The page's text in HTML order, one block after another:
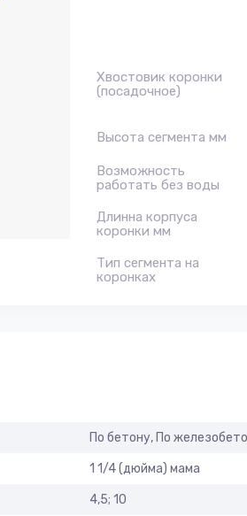
Хвостовик коронки
(посадочное)
Высота сегмента мм
Возможность
работать без воды
Длинна корпуса
коронки мм
Тип сегмента на
коронках
По бетону, По
1 1/4 (дюйма) мама
4,5; 10